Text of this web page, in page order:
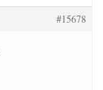
#15678